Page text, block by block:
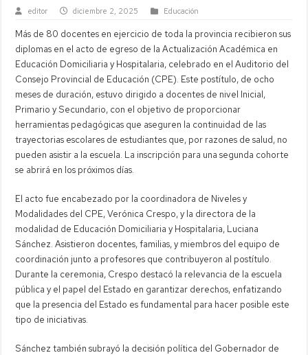
editor diciembre 2, 2025 Educación
Más de 80 docentes en ejercicio de toda la provincia recibieron sus
diplomas en el acto de egreso de la Actualización Académica en
Educación Domiciliaria y Hospitalaria, celebrado en el Auditorio del
Consejo Provincial de Educación (CPE). Este postítulo, de ocho
meses de duración, estuvo dirigido a docentes de nivel Inicial,
Primario y Secundario, con el objetivo de proporcionar
herramientas pedagógicas que aseguren la continuidad de las
trayectorias escolares de estudiantes que, por razones de salud, no
pueden asistir a la escuela. La inscripción para una segunda cohorte
se abrirá en los próximos días.
El acto fue encabezado por la coordinadora de Niveles y
Modalidades del CPE, Verónica Crespo, y la directora de la
modalidad de Educación Domiciliaria y Hospitalaria, Luciana
Sánchez. Asistieron docentes, familias, y miembros del equipo de
coordinación junto a profesores que contribuyeron al postítulo.
Durante la ceremonia, Crespo destacó la relevancia de la escuela
pública y el papel del Estado en garantizar derechos, enfatizando
que la presencia del Estado es fundamental para hacer posible este
tipo de iniciativas.
Sánchez también subrayó la decisión política del Gobernador de